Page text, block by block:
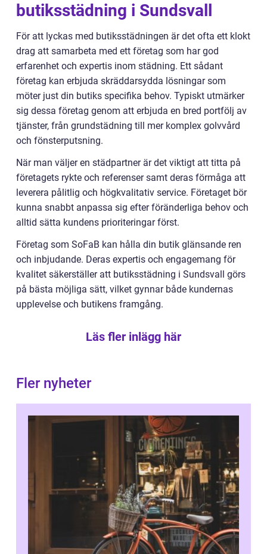
butiksstädning i Sundsvall
För att lyckas med butiksstädningen är det ofta ett klokt
drag att samarbeta med ett företag som har god
erfarenhet och expertis inom städning. Ett sådant
företag kan erbjuda skräddarsydda lösningar som
möter just din butiks specifika behov. Typiskt utmärker
sig dessa företag genom att erbjuda en bred portfölj av
tjänster, från grundstädning till mer komplex golvvård
och fönsterputsning.
När man väljer en städpartner är det viktigt att titta på
företagets rykte och referenser samt deras förmåga att
leverera pålitlig och högkvalitativ service. Företaget bör
kunna snabbt anpassa sig efter föränderliga behov och
alltid sätta kundens prioriteringar först.
Företag som SoFaB kan hålla din butik glänsande ren
och inbjudande. Deras expertis och engagemang för
kvalitet säkerställer att butiksstädning i Sundsvall görs
på bästa möjliga sätt, vilket gynnar både kundernas
upplevelse och butikens framgång.
Läs fler inlägg här
Fler nyheter